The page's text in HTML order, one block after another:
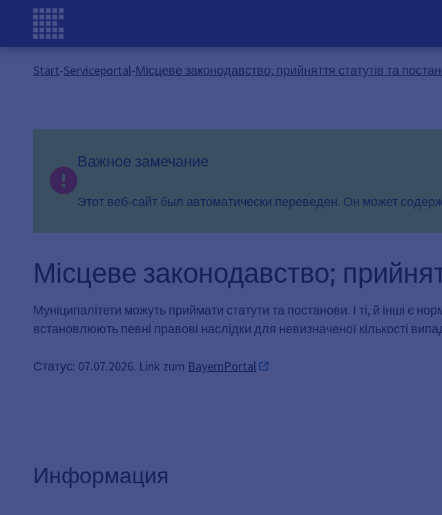
Start-Serviceportal-Місцеве законодавство; прийняття статутів та
Важное замечание
Этот веб-сайт был автоматически переведен. Он может
Місцеве законодавство;
Муніципалітети можуть приймати статути та постанови. І ті, й інші є
встановлюють певні правові наслідки для невизначеної кількості
Статус: 07.07.2026. Link zum BayernPortal
Информация